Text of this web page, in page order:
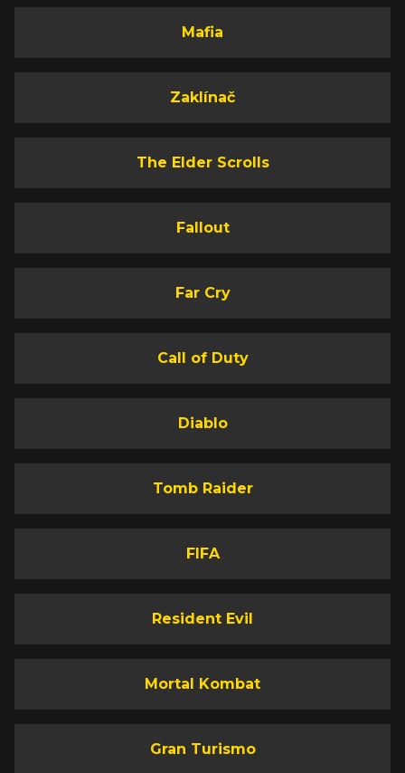
Mafia
Zaklínač
The Elder Scrolls
Fallout
Far Cry
Call of Duty
Diablo
Tomb Raider
FIFA
Resident Evil
Mortal Kombat
Gran Turismo